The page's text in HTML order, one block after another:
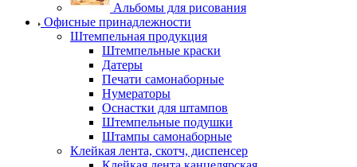
Альбомы для рисования
Офисные принадлежности
Штемпельная продукция
Штемпельные краски
Датеры
Печати самонаборные
Нумераторы
Оснастки для штампов
Штемпельные подушки
Штампы самонаборные
Клейкая лента, скотч, диспенсер